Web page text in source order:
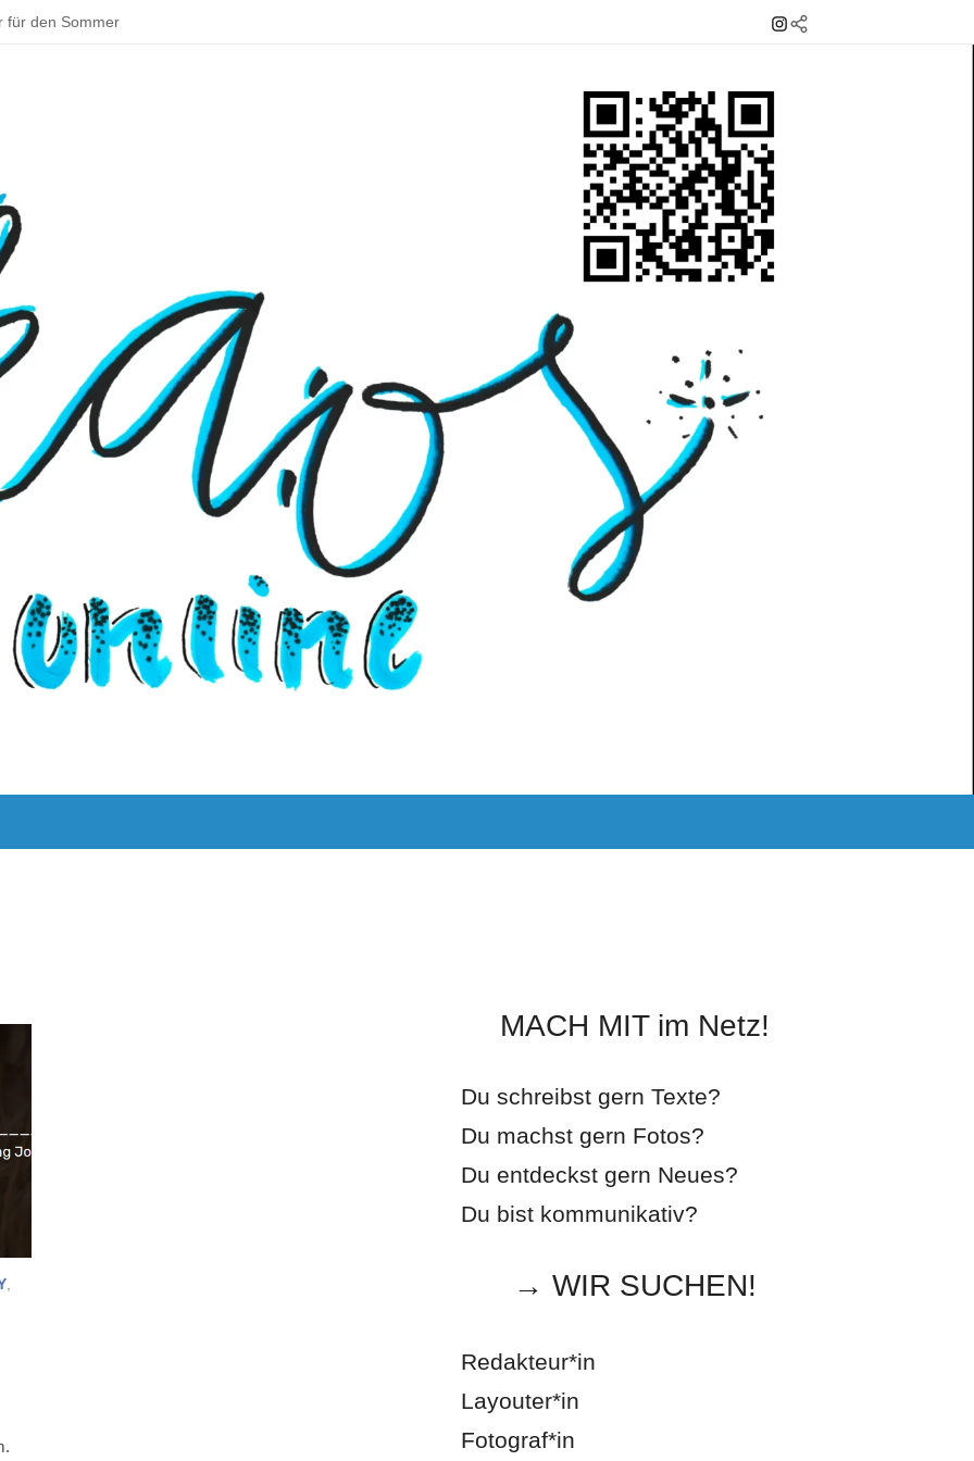
für den Sommer
beim Schulfest
Rund um Jena
muss in Deutschland Gewerbe anmelden
ins Klassenzimmer: Das Praxissemester
Schulmensa beginnt
und Wissenswertes über Doping
Instagram
,
MACH MIT im Netz!
Du schreibst gern Texte?
Du machst gern Fotos?
Du entdeckst gern Neues?
Du bist kommunikativ?
→ WIR SUCHEN!
Redakteur*in
Layouter*in
Fotograf*in